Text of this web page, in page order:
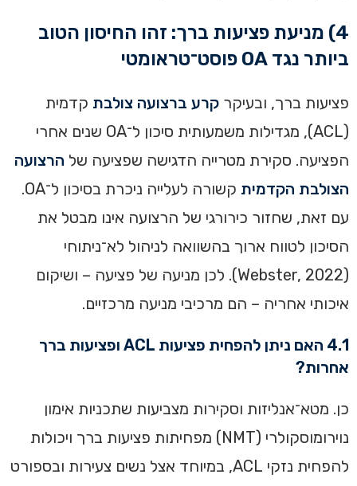
4) מניעת פציעות ברך: זהו החיסון הטוב
ביותר נגד OA פוסט־טראומטי
פציעות ברך, ובעיקר קרע ברצועה צולבת קדמית
(ACL), מגדילות משמעותית סיכון ל־OA שנים אחרי
הפציעה. סקירת מטרייה הדגישה שפציעה של הרצועה
הצולבת הקדמית
קשורה לעלייה ניכרת בסיכון ל־OA.
עם זאת, שחזור כירורגי של הרצועה אינו מבטל את
הסיכון לטווח ארוך בהשוואה לניהול לא־ניתוחי
(Webster, 2022). לכן מניעה של פציעה – ושיקום
איכותי אחריה – הם מרכיבי מניעה מרכזיים.
4.1 האם ניתן להפחית פציעות ACL ופציעות ברך
אחרות?
כן. מטא־אנליזות וסקירות מצביעות שתכניות אימון
נוירומוסקולרי (NMT) מפחיתות פציעות ברך ויכולות
להפחית נזקי ACL, במיוחד אצל נשים צעירות ובספורט